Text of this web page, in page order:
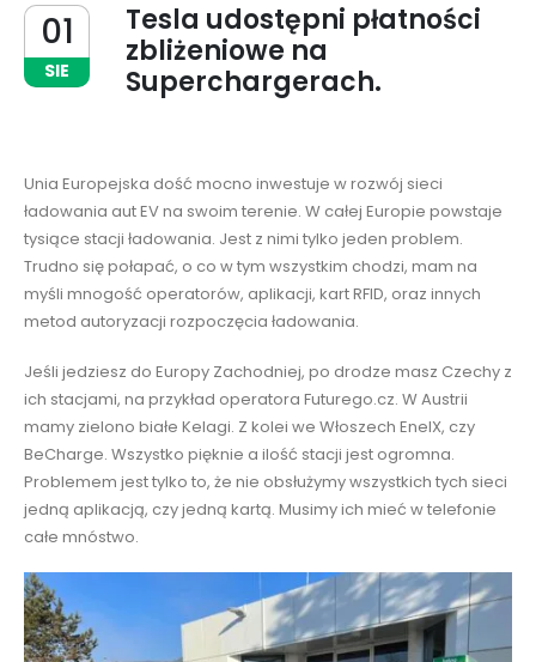
01
SIE
Tesla udostępni płatności
zbliżeniowe na
Superchargerach.
Unia Europejska dość mocno inwestuje w rozwój sieci
ładowania aut EV na swoim terenie. W całej Europie powstaje
tysiące stacji ładowania. Jest z nimi tylko jeden problem.
Trudno się połapać, o co w tym wszystkim chodzi, mam na
myśli mnogość operatorów, aplikacji, kart RFID, oraz innych
metod autoryzacji rozpoczęcia ładowania.
Jeśli jedziesz do Europy Zachodniej, po drodze masz Czechy z
ich stacjami, na przykład operatora Futurego.cz. W Austrii
mamy zielono białe Kelagi. Z kolei we Włoszech EnelX, czy
BeCharge. Wszystko pięknie a ilość stacji jest ogromna.
Problemem jest tylko to, że nie obsłużymy wszystkich tych sieci
jedną aplikacją, czy jedną kartą. Musimy ich mieć w telefonie
całe mnóstwo.